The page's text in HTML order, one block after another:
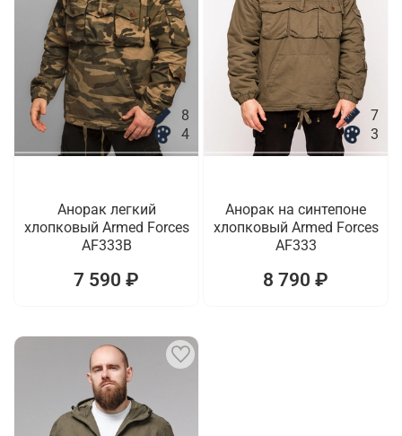
8
4
Анорак легкий
хлопковый Armed Forces
AF333B
7 590 ₽
7
3
Анорак на синтепоне
хлопковый Armed Forces
AF333
8 790 ₽